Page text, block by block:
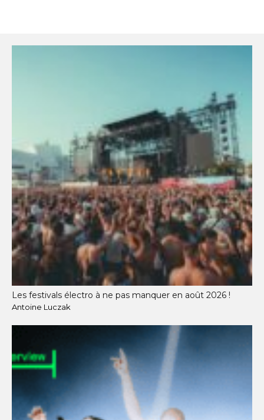
Les festivals électro à ne pas manquer en août 2026 !
Antoine Luczak